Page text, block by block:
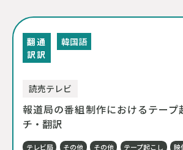
翻
訳
通
訳
韓国語
読売テレビ
報道局の番組制作におけるテープ
チ・翻訳
テレビ局 その他 その他 テープ起こし 映